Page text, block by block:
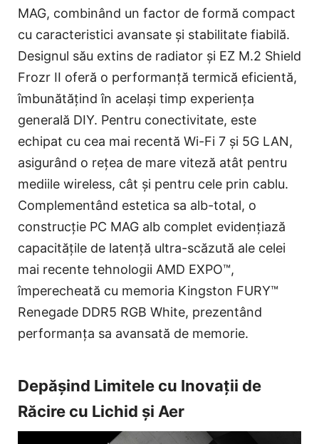
MAG, combinând un factor de formă compact
cu caracteristici avansate și stabilitate fiabilă.
Designul său extins de radiator și EZ M.2 Shield
Frozr II oferă o performanță termică eficientă,
îmbunătățind în același timp experiența
generală DIY. Pentru conectivitate, este
echipat cu cea mai recentă Wi-Fi 7 și 5G LAN,
asigurând o rețea de mare viteză atât pentru
mediile wireless, cât și pentru cele prin cablu.
Complementând estetica sa alb-total, o
construcție PC MAG alb complet evidențiază
capacitățile de latență ultra-scăzută ale celei
mai recente tehnologii AMD EXPO™,
împerecheată cu memoria Kingston FURY™
Renegade DDR5 RGB White, prezentând
performanța sa avansată de memorie.
Depășind Limitele cu Inovații de
Răcire cu Lichid și Aer